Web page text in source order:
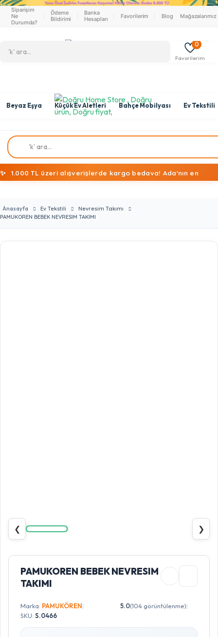
Siparişim
Ne
Durumda?
Ödeme
Bildirimi
Banka
Hesapları
Favorilerim Blog Mağazalarımız
0
Favorilerim
Beyaz Eşya Küçük Ev Aletleri Bahçe Mobilyası Ev Tekstili
✨ 1.000 TL üzeri alışverişlerde kargo bedava! Ada'nın en
Anasayfa Ev Tekstili
Nevresim Takımı
PAMUKOREN BEBEK NEVRESIM TAKIMI
❮ ❯
PAMUKOREN BEBEK NEVRESIM
TAKIMI
Marka: PAMUKÖREN| 5.0(104 görüntülenme)|
SKU: S.0466